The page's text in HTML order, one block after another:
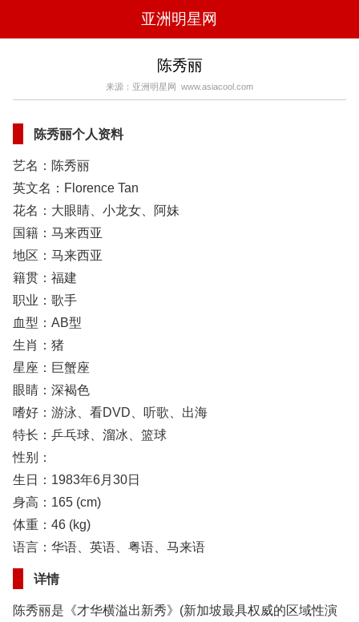
亚洲明星网
华人男明星
韩国男明星
陈秀丽
来源：亚洲明星网 www.asiacool.com
陈秀丽个人资料
艺名：陈秀丽
英文名：Florence Tan
花名：大眼睛、小龙女、阿妹
国籍：马来西亚
地区：马来西亚
籍贯：福建
职业：歌手
血型：AB型
生肖：猪
星座：巨蟹座
眼睛：深褐色
嗜好：游泳、看DVD、听歌、出海
特长：乒乓球、溜冰、篮球
性别：
生日：1983年6月30日
身高：165 (cm)
体重：46 (kg)
语言：华语、英语、粤语、马来语
详情
陈秀丽是《才华横溢出新秀》(新加坡最具权威的区域性演